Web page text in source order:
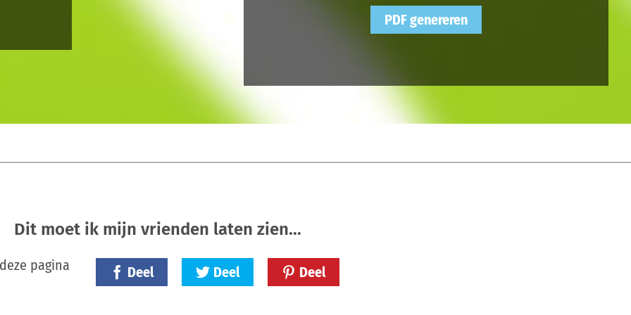
PDF genereren
Dit moet ik mijn vrienden laten zien...
pagina Deel Deel Deel